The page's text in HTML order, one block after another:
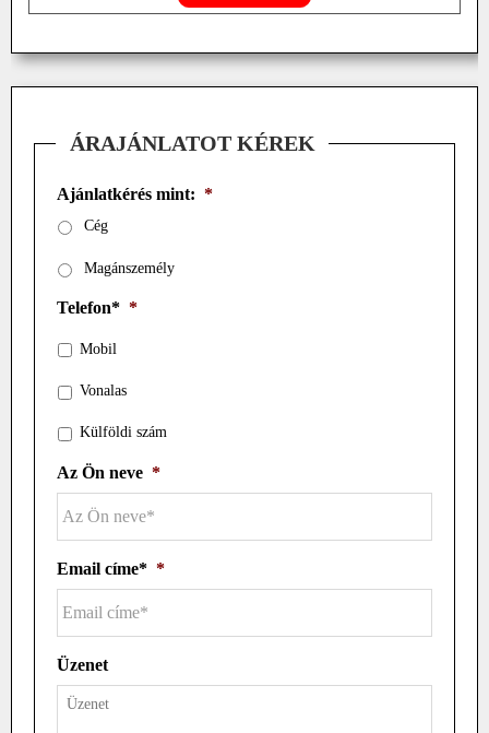
ÁRAJÁNLATOT KÉREK
Ajánlatkérés mint: *
Cég
Magánszemély
Telefon* *
Mobil
Vonalas
Külföldi szám
Az Ön neve *
Email címe* *
Üzenet